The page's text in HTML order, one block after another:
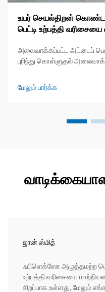
உயர் செயல்திறன்
பெட்டி உற்பத்தி
அலைவாக்கப்பட்ட அட்டைப்
புரிந்து கொள்ளுதல்
அலைவாக்கப்பட்ட அட்டைப்
முக்கியமான ... மூலம் மூல
மேலும் பார்க்க
ஜான் ஸ்மித்
ஃபிளெக்ஸோ அழுத்தமற்ற
உற்பத்தி வரிசையை
சிறப்பாக உள்ளது, மேலும்